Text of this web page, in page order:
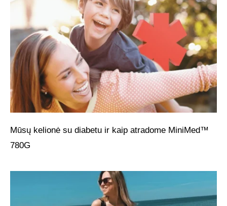
Mūsų kelionė su diabetu ir kaip atradome MiniMed™
780G